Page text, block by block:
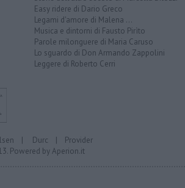
Easy ridere di Dario Greco
Legami d'amore di Malena ...
Musica e dintorni di Fausto Pirìto
Parole milonguere di Maria Caruso
Lo sguardo di Don Armando Zappolini
Leggere di Roberto Cerri
| Durc | Provider
Powered byAperion.it